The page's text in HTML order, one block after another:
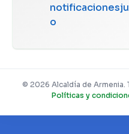
o
© 2026 Alcaldía de
Políticas y